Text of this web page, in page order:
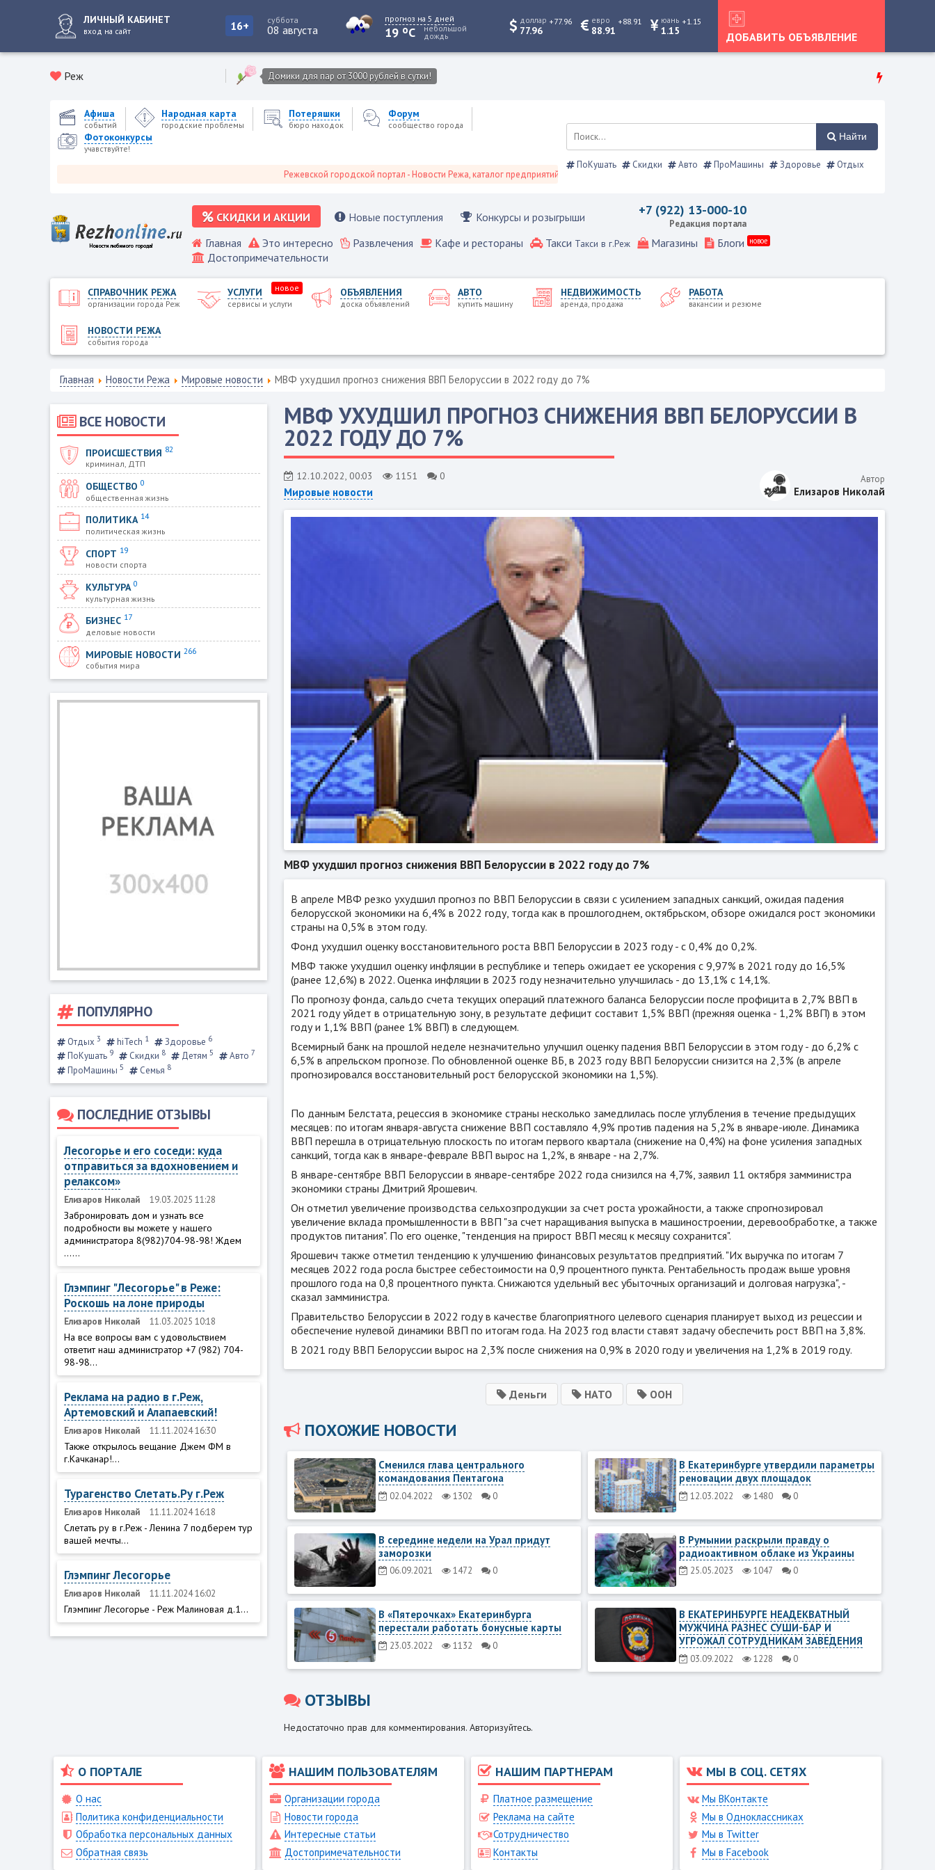
ЛИЧНЫЙ КАБИНЕТ
вход на сайт 16+ суббота
08 августа
прогноз на 5 дней
19 oC небольшой
дождь
доллар
77.96
+77.96 евро
88.91
+88.91 юань
1.15
+1.15
ДОБАВИТЬ ОБЪЯВЛЕНИЕ
Реж Домики для пар от 3000 рублей в сутки!
Афиша
событий
Народная карта
городские проблемы
Потеряшки
бюро находок
Форум
сообщество города
Фотоконкурсы
учавствуйте!
Режевской городской портал - Новости Режа, каталог предприятий, объявления, Режевской справочник
Найти
ПоКушать Скидки Авто ПроМашины Здоровье Отдых
СКИДКИ И АКЦИИ Новые поступления Конкурсы и розыгрыши +7 (922) 13-000-10
Редакция портала
Главная Это интересно Развлечения Кафе и рестораны Такси Такси в г.Реж Магазины Блоги новое
Достопримечательности
СПРАВОЧНИК РЕЖА
организации города Реж
УСЛУГИ
сервисы и услуги
новое ОБЪЯВЛЕНИЯ
доска объявлений
АВТО
купить машину
НЕДВИЖИМОСТЬ
аренда, продажа
РАБОТА
вакансии и резюме
НОВОСТИ РЕЖА
события города
Главная Новости Режа Мировые новости МВФ ухудшил прогноз снижения ВВП Белоруссии в 2022 году до 7%
ВСЕ НОВОСТИ
ПРОИСШЕСТВИЯ 82
криминал, ДТП
ОБЩЕСТВО 0
общественная жизнь
ПОЛИТИКА 14
политическая жизнь
СПОРТ 19
новости спорта
КУЛЬТУРА 0
культурная жизнь
БИЗНЕС 17
деловые новости
МИРОВЫЕ НОВОСТИ 266
события мира
ПОПУЛЯРНО
Отдых 3 hiTech 1 Здоровье 6
ПоКушать 9 Скидки 8 Детям 5 Авто 7
ПроМашины 5 Семья 8
ПОСЛЕДНИЕ ОТЗЫВЫ
Лесогорье и его соседи: куда
отправиться за вдохновением и
релаксом»
Елизаров Николай 19.03.2025 11:28
Забронировать дом и узнать все
подробности вы можете у нашего
администратора 8(982)704-98-98! Ждем
......
Глэмпинг "Лесогорье" в Реже:
Роскошь на лоне природы
Елизаров Николай 11.03.2025 10:18
На все вопросы вам с удовольствием
ответит наш администратор +7 (982) 704-
98-98...
Реклама на радио в г.Реж,
Артемовский и Алапаевский!
Елизаров Николай 11.11.2024 16:30
Также открылось вещание Джем ФМ в
г.Качканар!...
Турагенство Слетать.Ру г.Реж
Елизаров Николай 11.11.2024 16:18
Слетать ру в г.Реж - Ленина 7 подберем тур
вашей мечты...
Глэмпинг Лесогорье
Елизаров Николай 11.11.2024 16:02
Глэмпинг Лесогорье - Реж Малиновая д.1...
МВФ УХУДШИЛ ПРОГНОЗ СНИЖЕНИЯ ВВП БЕЛОРУССИИ В
2022 ГОДУ ДО 7%
12.10.2022, 00:03 1151 0
Мировые новости
Автор
Елизаров Николай
МВФ ухудшил прогноз снижения ВВП Белоруссии в 2022 году до 7%
В апреле МВФ резко ухудшил прогноз по ВВП Белоруссии в связи с усилением западных санкций, ожидая падения
белорусской экономики на 6,4% в 2022 году, тогда как в прошлогоднем, октябрьском, обзоре ожидался рост экономики
страны на 0,5% в этом году.
Фонд ухудшил оценку восстановительного роста ВВП Белоруссии в 2023 году - с 0,4% до 0,2%.
МВФ также ухудшил оценку инфляции в республике и теперь ожидает ее ускорения с 9,97% в 2021 году до 16,5%
(ранее 12,6%) в 2022. Оценка инфляции в 2023 году незначительно улучшилась - до 13,1% с 14,1%.
По прогнозу фонда, сальдо счета текущих операций платежного баланса Белоруссии после профицита в 2,7% ВВП в
2021 году уйдет в отрицательную зону, в результате дефицит составит 1,5% ВВП (прежняя оценка - 1,2% ВВП) в этом
году и 1,1% ВВП (ранее 1% ВВП) в следующем.
Всемирный банк на прошлой неделе незначительно улучшил оценку падения ВВП Белоруссии в этом году - до 6,2% с
6,5% в апрельском прогнозе. По обновленной оценке ВБ, в 2023 году ВВП Белоруссии снизится на 2,3% (в апреле
прогнозировался восстановительный рост белорусской экономики на 1,5%).
По данным Белстата, рецессия в экономике страны несколько замедлилась после углубления в течение предыдущих
месяцев: по итогам января-августа снижение ВВП составляло 4,9% против падения на 5,2% в январе-июле. Динамика
ВВП перешла в отрицательную плоскость по итогам первого квартала (снижение на 0,4%) на фоне усиления западных
санкций, тогда как в январе-феврале ВВП вырос на 1,2%, в январе - на 2,7%.
В январе-сентябре ВВП Белоруссии в январе-сентябре 2022 года снизился на 4,7%, заявил 11 октября замминистра
экономики страны Дмитрий Ярошевич.
Он отметил увеличение производства сельхозпродукции за счет роста урожайности, а также спрогнозировал
увеличение вклада промышленности в ВВП "за счет наращивания выпуска в машиностроении, деревообработке, а также
продуктов питания". По его оценке, "тенденция на прирост ВВП месяц к месяцу сохранится".
Ярошевич также отметил тенденцию к улучшению финансовых результатов предприятий. "Их выручка по итогам 7
месяцев 2022 года росла быстрее себестоимости на 0,9 процентного пункта. Рентабельность продаж выше уровня
прошлого года на 0,8 процентного пункта. Снижаются удельный вес убыточных организаций и долговая нагрузка", -
сказал замминистра.
Правительство Белоруссии в 2022 году в качестве благоприятного целевого сценария планирует выход из рецессии и
обеспечение нулевой динамики ВВП по итогам года. На 2023 год власти ставят задачу обеспечить рост ВВП на 3,8%.
В 2021 году ВВП Белоруссии вырос на 2,3% после снижения на 0,9% в 2020 году и увеличения на 1,2% в 2019 году.
Деньги НАТО ООН
ПОХОЖИЕ НОВОСТИ
Сменился глава центрального
командования Пентагона
02.04.2022 1302 0
В Екатеринбурге утвердили параметры
реновации двух площадок
12.03.2022 1480 0
В середине недели на Урал придут
заморозки
06.09.2021 1472 0
В Румынии раскрыли правду о
радиоактивном облаке из Украины
25.05.2023 1047 0
В «Пятерочках» Екатеринбурга
перестали работать бонусные карты
23.03.2022 1132 0
В ЕКАТЕРИНБУРГЕ НЕАДЕКВАТНЫЙ
МУЖЧИНА РАЗНЕС СУШИ-БАР И
УГРОЖАЛ СОТРУДНИКАМ ЗАВЕДЕНИЯ
03.09.2022 1228 0
ОТЗЫВЫ
Недостаточно прав для комментирования. Авторизуйтесь.
О ПОРТАЛЕ
О нас
Политика конфиденциальности
Обработка персональных данных
Обратная связь
НАШИМ ПОЛЬЗОВАТЕЛЯМ
Организации города
Новости города
Интересные статьи
Достопримечательности
НАШИМ ПАРТНЕРАМ
Платное размещение
Реклама на сайте
Сотрудничество
Контакты
МЫ В СОЦ. СЕТЯХ
Мы ВКонтакте
Мы в Одноклассниках
Мы в Twitter
Мы в Facebook